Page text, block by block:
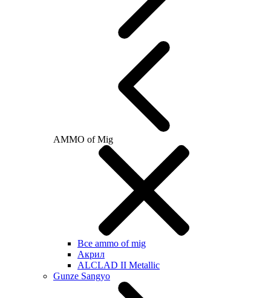
AMMO of Mig
Все ammo of mig
Акрил
ALCLAD II Metallic
Gunze Sangyo